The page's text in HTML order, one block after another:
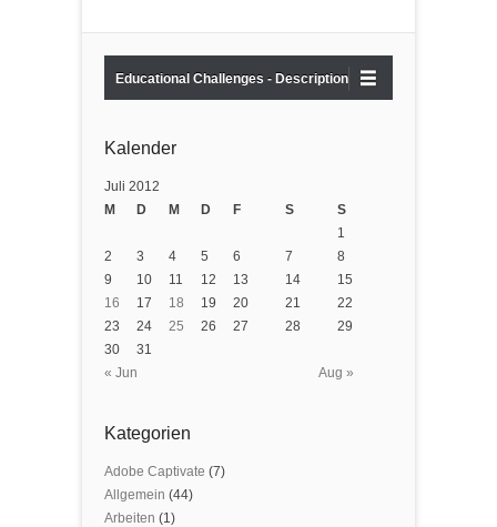
Educational Challenges - Description
Kalender
Juli 2012
M
D M D F S S
« Jun Aug »
1
2
3 4 5 6 7
8
9
10 11 12 13 14
15
16
17 18 19 20 21
22
23
24 25 26 27 28
29
30
31
Kategorien
Adobe Captivate (7)
Allgemein (44)
Arbeiten (1)